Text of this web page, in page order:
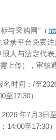
与采购网”（
录平台免费
人与法定代
上传），审核
名时间：/至
至17:30）
年7月3日
14:00至17:30）